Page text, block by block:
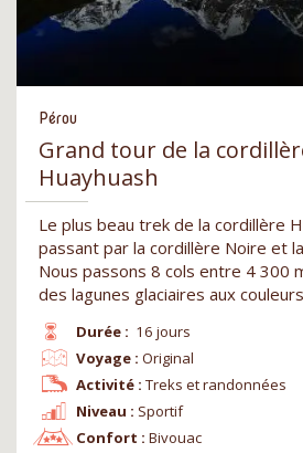
Pérou
Grand tour de la
Huayhuash
Le plus beau trek de la cordillère
passant par la cordillère Noire et
Nous passons 8 cols entre 4 300
des lagunes glaciaires aux
Durée : 16 jours
Niveau : Sportif
Voyage : Original
Confort : Bivouac
Activité : Treks et randonnées